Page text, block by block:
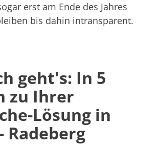
erst am Ende des Jahres
bis dahin intransparent.
geht's: In 5
zu Ihrer
Lösung in
Radeberg